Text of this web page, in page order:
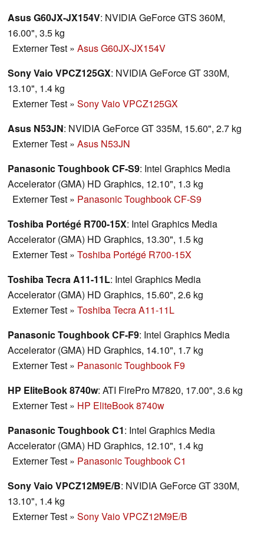
Asus G60JX-JX154V: NVIDIA GeForce GTS 360M,
16.00", 3.5 kg
Externer Test » Asus G60JX-JX154V
Sony Vaio VPCZ125GX: NVIDIA GeForce GT 330M,
13.10", 1.4 kg
Externer Test » Sony Vaio VPCZ125GX
Asus N53JN: NVIDIA GeForce GT 335M, 15.60", 2.7 kg
Externer Test » Asus N53JN
Panasonic Toughbook CF-S9: Intel Graphics Media
Accelerator (GMA) HD Graphics, 12.10", 1.3 kg
Externer Test » Panasonic Toughbook CF-S9
Toshiba Portégé R700-15X: Intel Graphics Media
Accelerator (GMA) HD Graphics, 13.30", 1.5 kg
Externer Test » Toshiba Portégé R700-15X
Toshiba Tecra A11-11L: Intel Graphics Media
Accelerator (GMA) HD Graphics, 15.60", 2.6 kg
Externer Test » Toshiba Tecra A11-11L
Panasonic Toughbook CF-F9: Intel Graphics Media
Accelerator (GMA) HD Graphics, 14.10", 1.7 kg
Externer Test » Panasonic Toughbook F9
HP EliteBook 8740w: ATI FirePro M7820, 17.00", 3.6 kg
Externer Test » HP EliteBook 8740w
Panasonic Toughbook C1: Intel Graphics Media
Accelerator (GMA) HD Graphics, 12.10", 1.4 kg
Externer Test » Panasonic Toughbook C1
Sony Vaio VPCZ12M9E/B: NVIDIA GeForce GT 330M,
13.10", 1.4 kg
Externer Test » Sony Vaio VPCZ12M9E/B